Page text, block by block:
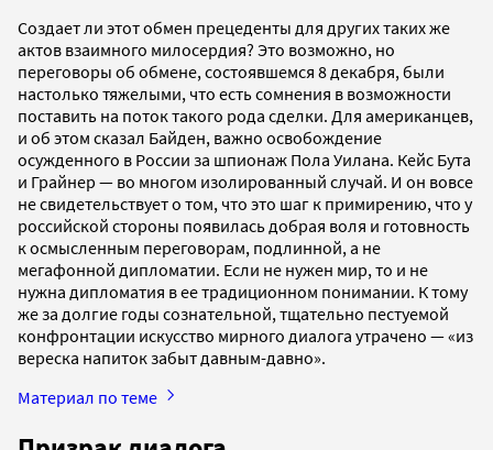
Создает ли этот обмен прецеденты для других таких же
актов взаимного милосердия? Это возможно, но
переговоры об обмене, состоявшемся 8 декабря, были
настолько тяжелыми, что есть сомнения в возможности
поставить на поток такого рода сделки. Для американцев,
и об этом сказал Байден, важно освобождение
осужденного в России за шпионаж Пола Уилана. Кейс Бута
и Грайнер — во многом изолированный случай. И он вовсе
не свидетельствует о том, что это шаг к примирению, что у
российской стороны появилась добрая воля и готовность
к осмысленным переговорам, подлинной, а не
мегафонной дипломатии. Если не нужен мир, то и не
нужна дипломатия в ее традиционном понимании. К тому
же за долгие годы сознательной, тщательно пестуемой
конфронтации искусство мирного диалога утрачено — «из
вереска напиток забыт давным-давно».
Материал по теме